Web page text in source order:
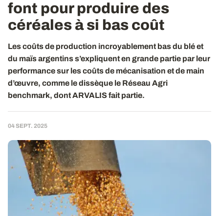
font pour produire des
céréales à si bas coût
Les coûts de production incroyablement bas du blé et
du maïs argentins s’expliquent en grande partie par leur
performance sur les coûts de mécanisation et de main
d’œuvre, comme le dissèque le Réseau Agri
benchmark, dont ARVALIS fait partie.
04 SEPT. 2025